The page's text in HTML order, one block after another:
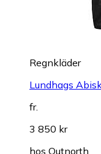
Regnkläder
Lundhags
fr.
3 850 kr
hos Outnorth